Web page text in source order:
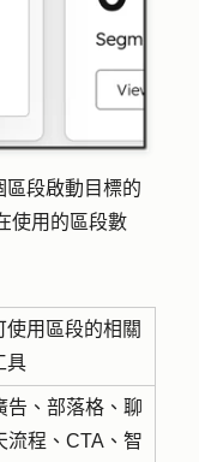
區段啟動目標的
使用的區段數
使用區段的相關
具
告、部落格、聊
流程、CTA、智